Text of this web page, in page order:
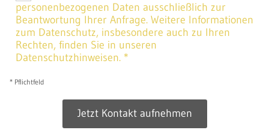
personenbezogenen Daten ausschließlich zur
Beantwortung Ihrer Anfrage. Weitere Informationen
zum Datenschutz, insbesondere auch zu Ihren
Rechten, finden Sie in unseren
Datenschutzhinweisen. *
* Pflichtfeld